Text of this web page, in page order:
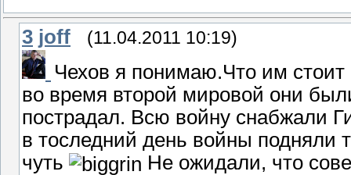
3 joff (11.04.2011 10:19)
Чехов я понимаю.Что им
во время второй мировой они
пострадал. Всю войну снабжали
в тоследний день войны подняли
чуть
Не ожидали, что